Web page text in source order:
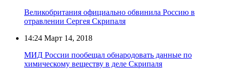
Великобритания официально обвинила Россию в
отравлении Сергея Скрипаля
14:24 Март 14, 2018
МИД России пообещал обнародовать данные по
химическому веществу в деле Скрипаля